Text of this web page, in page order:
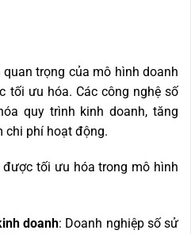
trọng của mô hình doanh
tối ưu hóa. Các công nghệ số
quy trình kinh doanh, tăng
chi phí hoạt động.
tối ưu hóa trong mô hình
doanh: Doanh nghiệp số sử